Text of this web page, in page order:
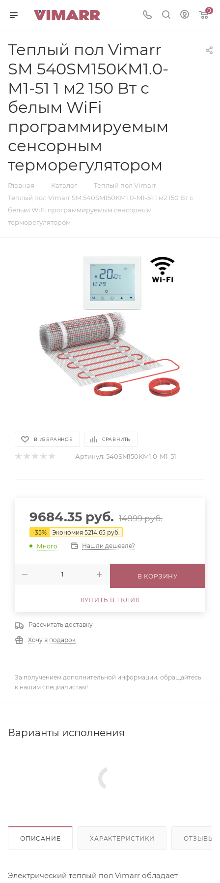
0
Теплый пол Vimarr
SM 540SM150KM1.0-
M1-51 1 м2 150 Вт с
белым WiFi
программируемым
сенсорным
терморегулятором
Главная — Каталог — Теплый пол Vimarr —
Теплый пол Vimarr SM 540SM150KM1.0-M1-51 1 м2 150 Вт с
белым WiFi программируемым сенсорным
терморегулятором
В ИЗБРАННОЕ СРАВНИТЬ
Артикул: 540SM150KM1.0-M1-51
9684.35 руб. 14899руб.
-35% Экономия 5214.65 руб.
Много
Нашли дешевле?
В КОРЗИНУ
КУПИТЬ В 1 КЛИК
Рассчитать доставку
Хочу в подарок
За получением дополнительной информации, обращайтесь
к нашим специалистам!
Варианты исполнения
ОПИСАНИЕ ХАРАКТЕРИСТИКИ ОТЗЫВЫ
Электрический теплый пол Vimarr обладает